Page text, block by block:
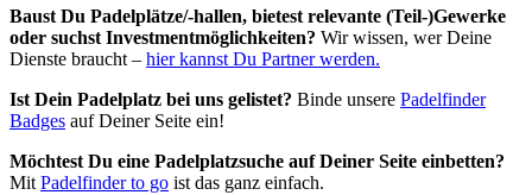
Baust Du Padel­plätze/-hallen, bietest relevante (Teil-)Gewerke
oder suchst In­vest­ment­möglich­keiten? Wir wissen, wer Deine
Dienste braucht – hier kannst Du Partner werden.
Ist Dein Padelplatz bei uns gelistet? Binde unsere Padelfinder
Badges auf Deiner Seite ein!
Möchtest Du eine Padelplatzsuche auf Deiner Seite einbetten?
MitPadelfinder to go ist das ganz einfach.